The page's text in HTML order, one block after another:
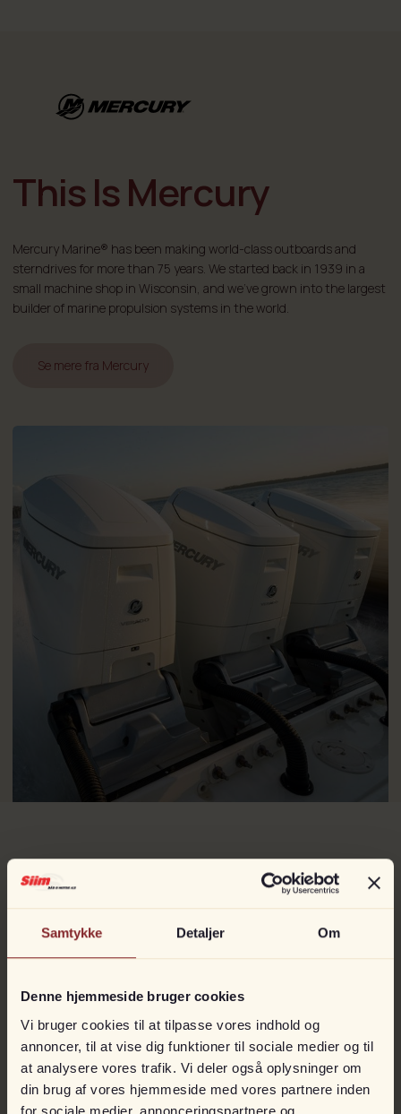
Samtykke Detaljer Om
Denne hjemmeside bruger cookies
Vi bruger cookies til at tilpasse vores indhold og
annoncer, til at vise dig funktioner til sociale medier og til
at analysere vores trafik. Vi deler også oplysninger om
din brug af vores hjemmeside med vores partnere inden
for sociale medier, annonceringspartnere og
This Is Mercury
Mercury Marine® has been making world-class outboards and
sterndrives for more than 75 years. We started back in 1939 in a
small machine shop in Wisconsin, and we've grown into the largest
builder of marine propulsion systems in the world.
Se mere fra Mercury
Andet fra